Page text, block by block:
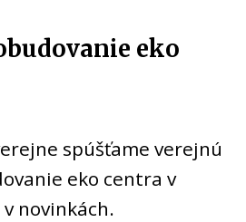
eko
spúšťame verejnú
eko centra v
novinkách.